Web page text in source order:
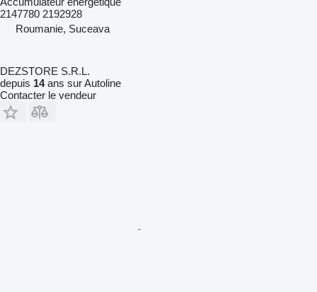
2147780 2192928
Roumanie, Suceava
DEZSTORE S.R.L.
depuis 14ans sur Autoline
Contacter le vendeur